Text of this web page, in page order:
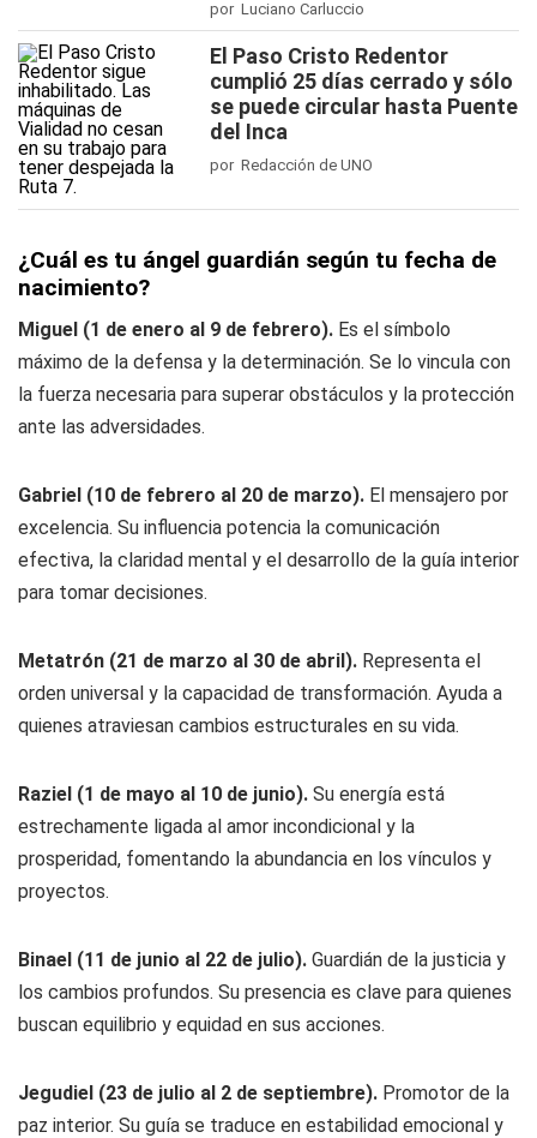
por Luciano Carluccio
El Paso Cristo Redentor
cumplió 25 días cerrado y sólo
se puede circular hasta Puente
del Inca
por Redacción de UNO
¿Cuál es tu ángel guardián según tu fecha de
nacimiento?
Miguel (1 de enero al 9 de febrero). Es el símbolo
máximo de la defensa y la determinación. Se lo vincula con
la fuerza necesaria para superar obstáculos y la protección
ante las adversidades.
Gabriel (10 de febrero al 20 de marzo). El mensajero por
excelencia. Su influencia potencia la comunicación
efectiva, la claridad mental y el desarrollo de la guía interior
para tomar decisiones.
Metatrón (21 de marzo al 30 de abril). Representa el
orden universal y la capacidad de transformación. Ayuda a
quienes atraviesan cambios estructurales en su vida.
Raziel (1 de mayo al 10 de junio). Su energía está
estrechamente ligada al amor incondicional y la
prosperidad, fomentando la abundancia en los vínculos y
proyectos.
Binael (11 de junio al 22 de julio). Guardián de la justicia y
los cambios profundos. Su presencia es clave para quienes
buscan equilibrio y equidad en sus acciones.
Jegudiel (23 de julio al 2 de septiembre). Promotor de la
paz interior. Su guía se traduce en estabilidad emocional y